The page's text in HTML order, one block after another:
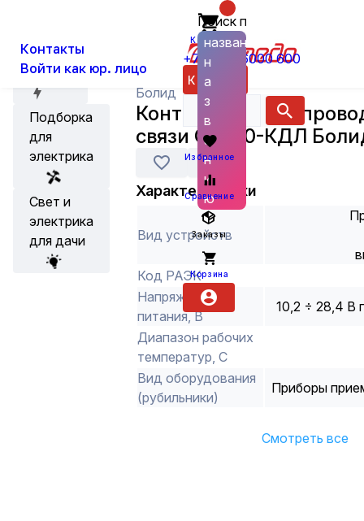
Контакты
Войти как юр. лицо
Корзина
+7 (800) 6000 600
Каталог
Поиск по
названию
н
а
з
в
а
н
и
ю
Избранное
Сравнение
Заказы
Корзина
Акции
Подборка
для
электрика
Свет и
электрика
для дачи
Системы пожарной и охранной
Болид
Контроллер
связи С2000-КДЛ
Характеристики
Вид устройств
Код РАЭК
Напряжение
питания, В
10,2 ÷ 28,4 В
Диапазон рабочих
температур, С
Вид оборудования
(рубильники)
Приборы
Смотреть все